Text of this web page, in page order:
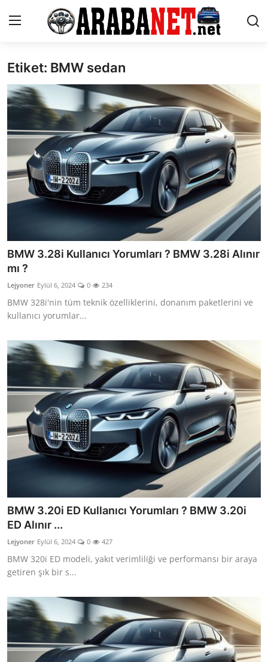
Giriş yapmak Kayıt olmak
Anasayfa
İletişim
Araba Markaları
Paketler
Karşılaştırmalar
Bakım & Arıza Çözümleri
İkinci El & Ekspertiz
Muayene & Emisyon
Ehliyet & Ruhsat İşlemleri
Sigorta & Kasko
Yakıt, LPG & Elektrikli
Etiket: BMW sedan
BMW 3.28i Kullanıcı Yorumları ? BMW 3.28i Alınır
mı ?
Lejyoner Eylül 6, 2024 0 234
BMW 328i'nin tüm teknik özelliklerini, donanım paketlerini ve
kullanıcı yorumlar...
BMW 3.20i ED Kullanıcı Yorumları ? BMW 3.20i
ED Alınır ...
Lejyoner Eylül 6, 2024 0 427
BMW 320i ED modeli, yakıt verimliliği ve performansı bir araya
getiren şık bir s...